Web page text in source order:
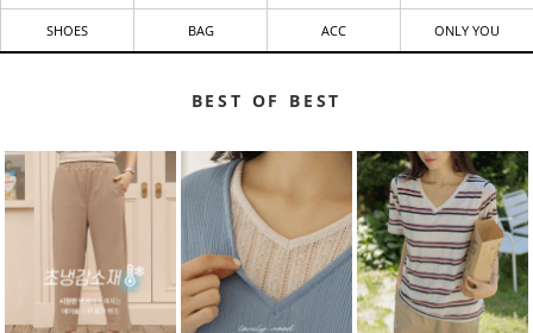
SHOES BAG ACC ONLY YOU
BEST OF BEST